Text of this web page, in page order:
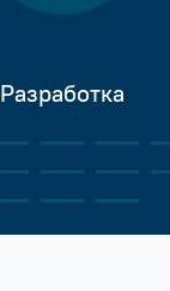
Разработка